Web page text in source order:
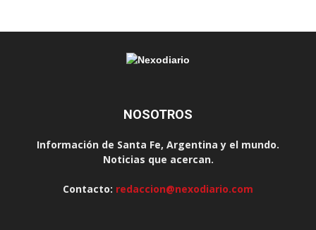
NOSOTROS
Información de Santa Fe, Argentina y el mundo.
Noticias que acercan.
Contacto: redaccion@nexodiario.com